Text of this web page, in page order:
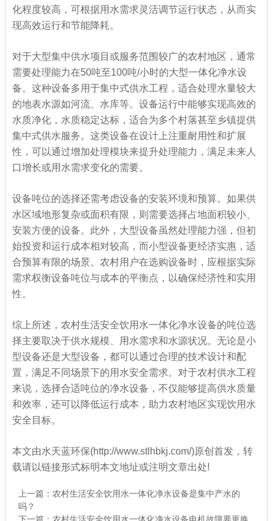
化程度较高，可根据用水需求灵活调节运行状态，从而实
现高效运行和节能降耗。
对于大型集中供水项目或服务范围较广的农村地区，通常
需要处理能力在50吨至100吨/小时的大型一体化净水设
备。这种设备多用于集中式供水工程，适合处理水量较大
的地表水源如河流、水库等。设备运行中能够实现高效的
水质净化，水质稳定达标，适合为多个村落甚至乡镇提供
集中式供水服务。这类设备在设计上注重耐用性和扩展
性，可以通过增加处理模块来提升处理能力，满足未来人
口增长或用水需求变化的需要。
设备吨位的选择还需考虑设备的安装环境和预算。如果供
水区域地形复杂或面积有限，则需要选择占地面积较小、
安装方便的设备。此外，大型设备虽然处理能力强，但初
始投资和运行成本相对较高，而小型设备更经济实惠，适
合预算有限的场景。农村用户在选购设备时，应根据实际
需求权衡设备吨位与成本的平衡点，以确保经济性和实用
性。
综上所述，农村生活安全饮用水一体化净水设备的吨位选
择主要取决于供水规模、用水需求和水源状况。无论是小
型设备还是大型设备，都可以通过合理的技术设计和配
置，满足不同场景下的用水安全需求。对于农村供水工程
来说，选择合适吨位的净水设备，不仅能够提高供水质量
和效率，还可以降低运行成本，助力农村地区实现饮用水
安全目标。
本文由水天蓝环保(http://www.stlhbkj.com/)原创首发，转
载请以链接形式标明本文地址或注明文章出处!
上一篇： 农村生活安全饮用水一体化净水设备是集中产水的
吗？